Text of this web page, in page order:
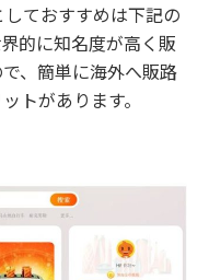
ておすすめは下記の
的に知名度が高く販
、簡単に海外へ販路
トがあります。